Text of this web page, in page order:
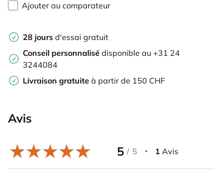
Ajouter au comparateur
28 jours d'essai gratuit
Conseil personnalisé disponible au +31 24
3244084
Livraison gratuite à partir de 150 CHF
Avis
5 / 5 1 Avis